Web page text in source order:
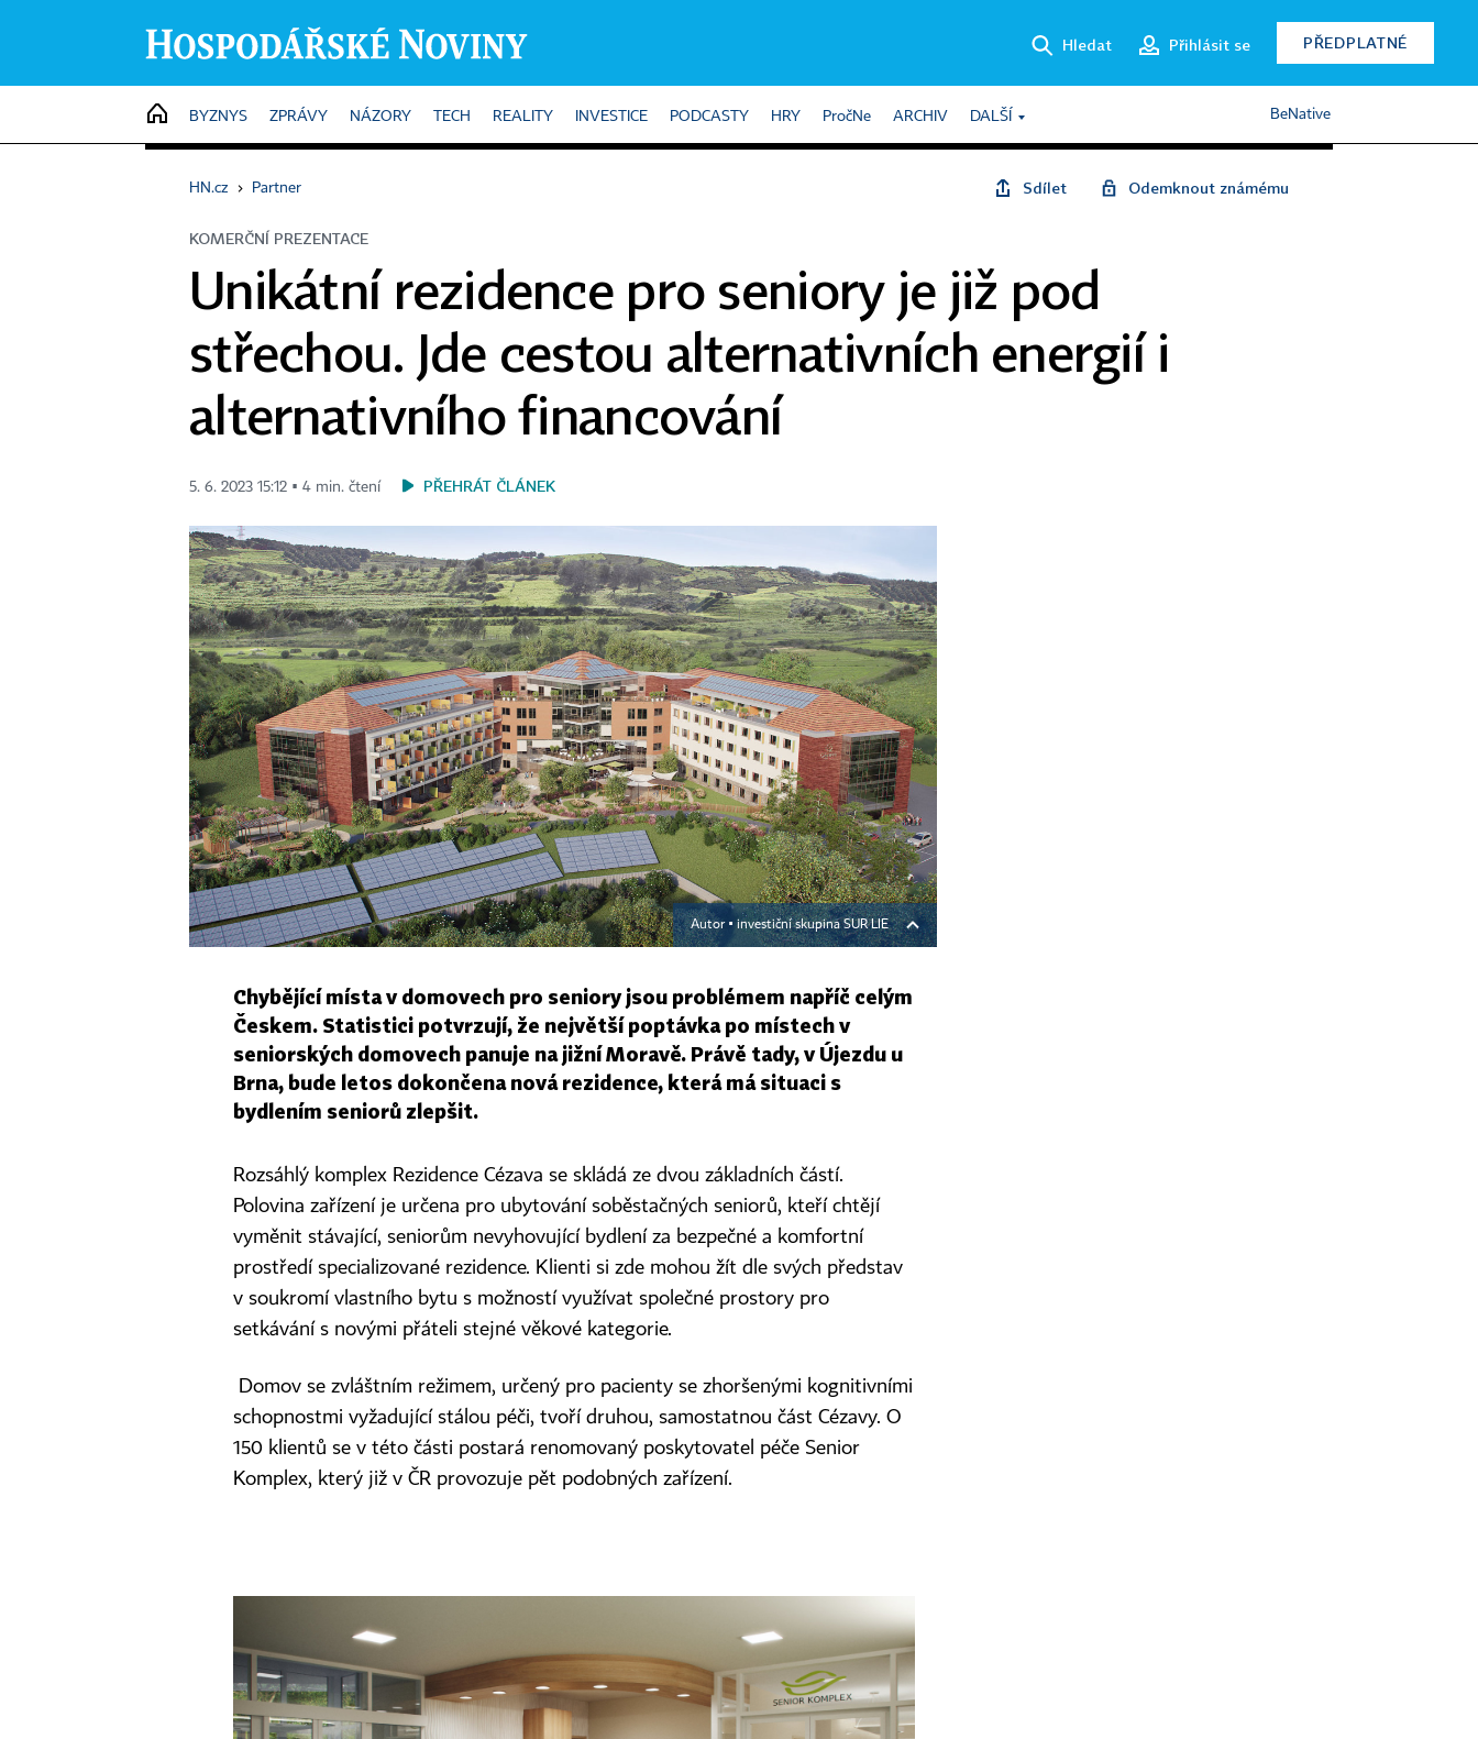
Hledat Přihlásit se PŘEDPLATNÉ
HOME
BYZNYS ZPRÁVY NÁZORY TECH REALITY INVESTICE PODCASTY HRY PročNe ARCHIV DALŠÍ BeNative
HN.cz › Partner Sdílet Odemknout známému
KOMERČNÍ PREZENTACE
Unikátní rezidence pro seniory je již pod
střechou. Jde cestou alternativních energií i
alternativního financování
5. 6. 2023 15:12 ▪ 4 min. čtení PŘEHRÁT ČLÁNEK
Autor ▪ investiční skupina SUR LIE
Chybějící místa v domovech pro seniory jsou problémem napříč celým
Českem. Statistici potvrzují, že největší poptávka po místech v
seniorských domovech panuje na jižní Moravě. Právě tady, v Újezdu u
Brna, bude letos dokončena nová rezidence, která má situaci s
bydlením seniorů zlepšit.
Rozsáhlý komplex Rezidence Cézava se skládá ze dvou základních částí.
Polovina zařízení je určena pro ubytování soběstačných seniorů, kteří chtějí
vyměnit stávající, seniorům nevyhovující bydlení za bezpečné a komfortní
prostředí specializované rezidence. Klienti si zde mohou žít dle svých představ
v soukromí vlastního bytu s možností využívat společné prostory pro
setkávání s novými přáteli stejné věkové kategorie.
Domov se zvláštním režimem, určený pro pacienty se zhoršenými kognitivními
schopnostmi vyžadující stálou péči, tvoří druhou, samostatnou část Cézavy. O
150 klientů se v této části postará renomovaný poskytovatel péče Senior
Komplex, který již v ČR provozuje pět podobných zařízení.